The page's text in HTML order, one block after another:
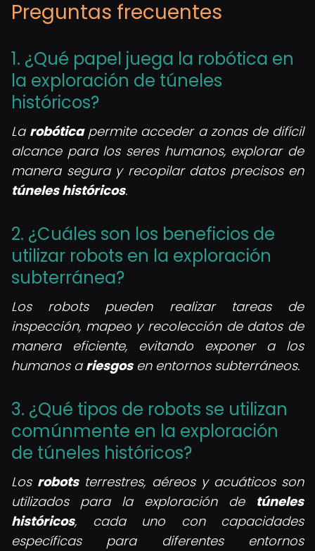
Preguntas frecuentes
1. ¿Qué papel juega la robótica en
la exploración de túneles
históricos?
La robóticapermite acceder a zonas de difícil
alcance para los seres humanos, explorar de
manera segura y recopilar datos precisos en
túneles históricos.
2. ¿Cuáles son los beneficios de
utilizar robots en la exploración
subterránea?
Los robots pueden realizar tareas de
inspección, mapeo y recolección de datos de
manera eficiente, evitando exponer a los
humanos a riesgosen entornos subterráneos.
3. ¿Qué tipos de robots se utilizan
comúnmente en la exploración
de túneles históricos?
Los robotsterrestres, aéreos y acuáticos son
utilizados para la exploración de túneles
históricos, cada uno con capacidades
específicas para diferentes entornos